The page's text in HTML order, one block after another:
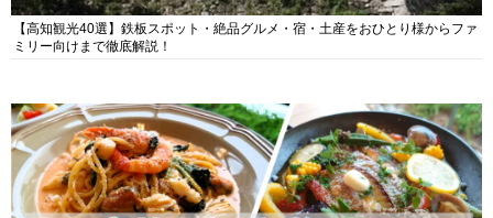
【高知観光40選】鉄板スポット・絶品グルメ・宿・土産をおひとり様からファ
ミリー向けまで徹底解説！